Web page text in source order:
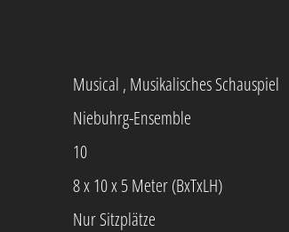
Musical , Musikalisches Schauspiel
Niebuhrg-Ensemble
10
8 x 10 x 5 Meter (BxTxLH)
Nur Sitzplätze